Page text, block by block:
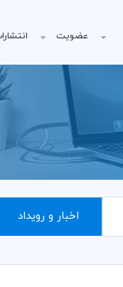
عضویت
اخبار و رویداد